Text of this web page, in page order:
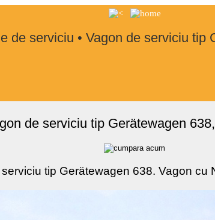
de serviciu • Vagon de serviciu tip
de serviciu tip Gerätewagen
tip Gerätewagen 638. Vagon cu